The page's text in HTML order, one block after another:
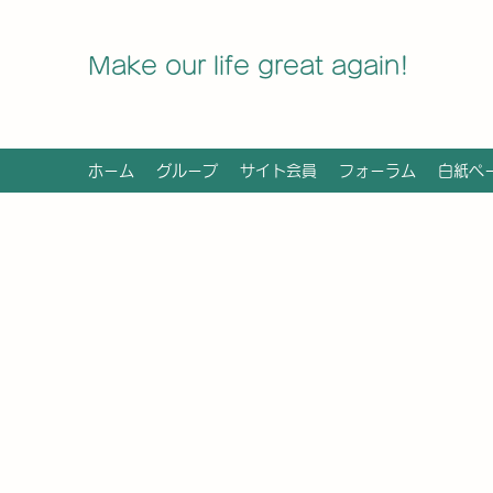
Make our life great again!
ホーム グループ サイト会員 フォーラム 白紙ペ